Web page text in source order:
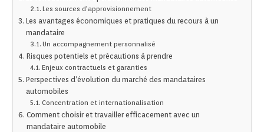
Les sources d’approvisionnement
Les avantages économiques et pratiques du recours à un
mandataire
Un accompagnement personnalisé
Risques potentiels et précautions à prendre
Enjeux contractuels et garanties
Perspectives d’évolution du marché des mandataires
automobiles
Concentration et internationalisation
Comment choisir et travailler efficacement avec un
mandataire automobile